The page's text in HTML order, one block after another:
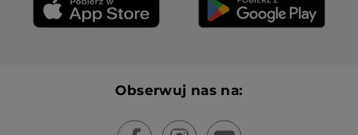
Obserwuj nas na: